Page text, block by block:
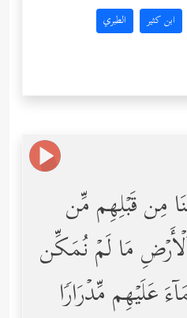
ابن كثير الطبري
مِن قَبۡلِهِم مِّن
مَا لَمۡ نُمَكِّن
عَلَیۡهِم مِّدۡرَارࣰا